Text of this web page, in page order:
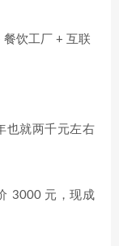
也就两千元左右
3000 元，现成